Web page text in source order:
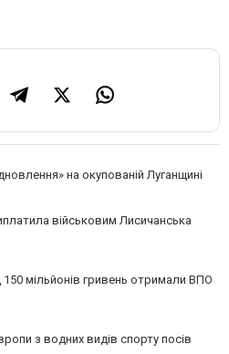
на окупованій Луганщині
військовим Лисичанська
мільйонів гривень отримали ВПО
з водних видів спорту посів